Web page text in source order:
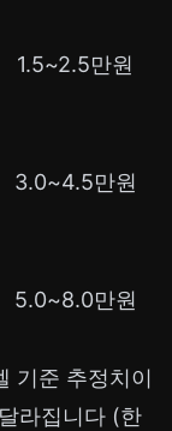
1.5~2.5만원
3.0~4.5만원
5.0~8.0만원
기준 추정치이
라집니다 (한